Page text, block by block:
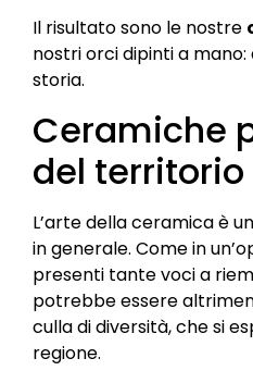
Il risultato sono le nostre
nostri orci dipinti a
storia.
Ceramiche
del territorio​
L’arte della ceramica è
in generale. Come in
presenti tante voci a
potrebbe essere
culla di diversità, che si
regione.